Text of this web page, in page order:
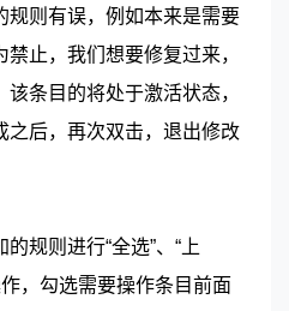
规则有误，例如本来是需要
止，我们想要修复过来，
条目的将处于激活状态，
之后，再次双击，退出修改
规则进行“全选”、“上
作，勾选需要操作条目前面